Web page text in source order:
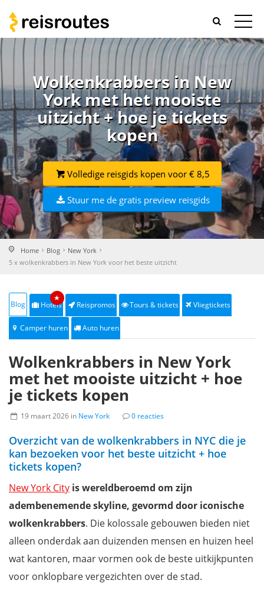
Wolkenkrabbers in New
York met het mooiste
uitzicht + hoe je tickets
kopen
Volledige reisgids kopen voor € 8,5
Stuur me de gratis preview reisgids
Home Blog
New York
5 x wolkenkrabbers in New York voor het beste uitzicht
Blog Hotels
★
Reispromos Tours & tickets Vliegtickets
Camper huren Auto huren
Wolkenkrabbers in New York
met het mooiste uitzicht + hoe
je tickets kopen
19 maart 2026 in New York 0 reacties
Overzicht van de wolkenkrabbers in NYC die je
kan bezoeken voor het beste uitzicht + hoe
tickets kopen?
New York City is wereldberoemd om zijn
adembenemende skyline, gevormd door iconische
wolkenkrabbers. Die kolossale gebouwen bieden niet
alleen onderdak aan duizenden mensen en huizen heel
wat kantoren, maar vormen ook de beste uitkijkpunten
voor onklopbare vergezichten over de stad.